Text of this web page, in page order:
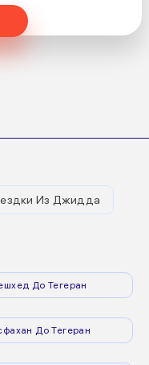
Из Джидда
До Тегеран
До Тегеран